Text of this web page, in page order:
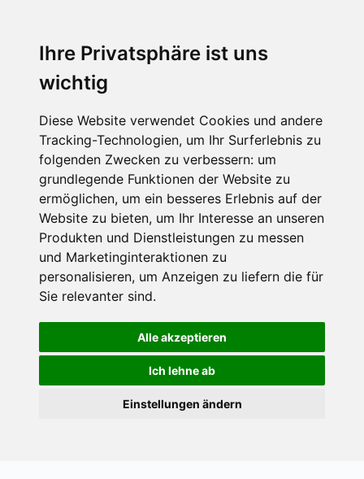
Ihre Privatsphäre ist uns
wichtig
Diese Website verwendet Cookies und andere
Tracking-Technologien, um Ihr Surferlebnis zu
folgenden Zwecken zu verbessern: um
grundlegende Funktionen der Website zu
ermöglichen, um ein besseres Erlebnis auf der
Website zu bieten, um Ihr Interesse an unseren
Produkten und Dienstleistungen zu messen
und Marketinginteraktionen zu
personalisieren, um Anzeigen zu liefern die für
Sie relevanter sind.
Alle akzeptieren
Ich lehne ab
Einstellungen ändern